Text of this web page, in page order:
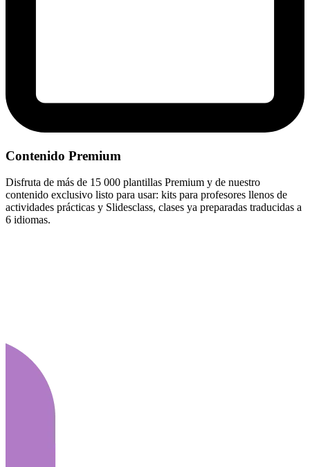
Contenido Premium
Disfruta de más de 15 000 plantillas Premium y de nuestro
contenido exclusivo listo para usar: kits para profesores llenos de
actividades prácticas y Slidesclass, clases ya preparadas traducidas a
6 idiomas.